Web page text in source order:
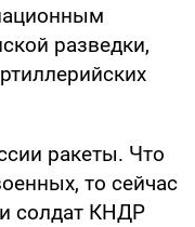
разведки,
ракеты. Что
то сейчас
солдат КНДР